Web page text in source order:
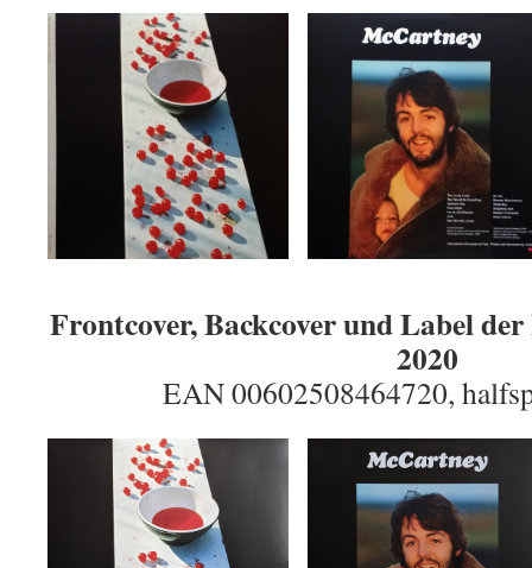
Frontcover, Backcover und Label
2020
EAN 00602508464720,